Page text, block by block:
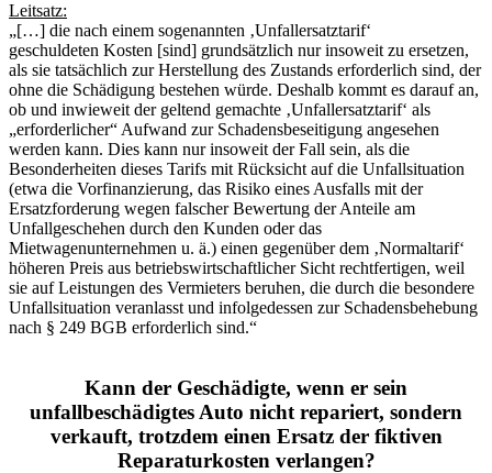
Leitsatz:
„[…] die nach einem sogenannten ‚Unfallersatztarif‘
geschuldeten Kosten [sind] grundsätzlich nur insoweit zu ersetzen,
als sie tatsächlich zur Herstellung des Zustands erforderlich sind, der
ohne die Schädigung bestehen würde. Deshalb kommt es darauf an,
ob und inwieweit der geltend gemachte ‚Unfallersatztarif‘ als
„erforderlicher“ Aufwand zur Schadensbeseitigung angesehen
werden kann. Dies kann nur insoweit der Fall sein, als die
Besonderheiten dieses Tarifs mit Rücksicht auf die Unfallsituation
(etwa die Vorfinanzierung, das Risiko eines Ausfalls mit der
Ersatzforderung wegen falscher Bewertung der Anteile am
Unfallgeschehen durch den Kunden oder das
Mietwagenunternehmen u. ä.) einen gegenüber dem ‚Normaltarif‘
höheren Preis aus betriebswirtschaftlicher Sicht rechtfertigen, weil
sie auf Leistungen des Vermieters beruhen, die durch die besondere
Unfallsituation veranlasst und infolgedessen zur Schadensbehebung
nach § 249 BGB erforderlich sind.“
Kann der Geschädigte, wenn er sein
unfallbeschädigtes Auto nicht repariert, sondern
verkauft, trotzdem einen Ersatz der fiktiven
Reparaturkosten verlangen?